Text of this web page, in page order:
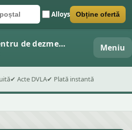
de înmatriculare
poștal Alloys
formularul Obține ofertă
Burnley Centru de dezmembrări auto Meniu
✔ Acte DVLA✔ Plată instantă